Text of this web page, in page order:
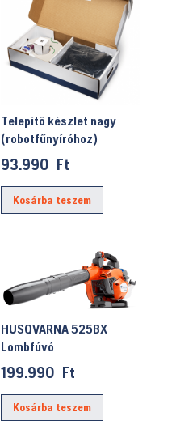
Telepítő készlet nagy
(robotfűnyíróhoz)
93.990 Ft
Kosárba teszem
HUSQVARNA 525BX
Lombfúvó
199.990 Ft
Kosárba teszem